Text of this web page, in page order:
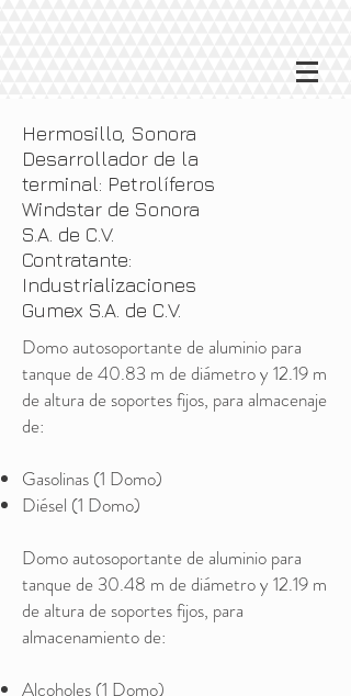
Hermosillo, Sonora
Desarrollador de la
terminal: Petrolíferos
Windstar de Sonora
S.A. de C.V.
Contratante:
Industrializaciones
Gumex S.A. de C.V.
Domo autosoportante de aluminio para
tanque de 40.83 m de diámetro y 12.19 m
de altura de soportes fijos, para almacenaje
de:
Gasolinas (1 Domo)
Diésel (1 Domo)
Domo autosoportante de aluminio para
tanque de 30.48 m de diámetro y 12.19 m
de altura de soportes fijos, para
almacenamiento de:
Alcoholes (1 Domo)